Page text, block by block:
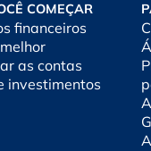
COMEÇAR
financeiros
as contas
investimentos